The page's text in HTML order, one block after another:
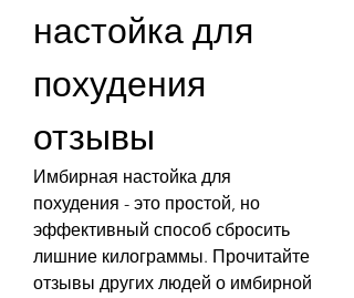
настойка для
похудения
отзывы
Имбирная настойка для
похудения - это простой, но
эффективный способ сбросить
лишние килограммы. Прочитайте
отзывы других людей о имбирной